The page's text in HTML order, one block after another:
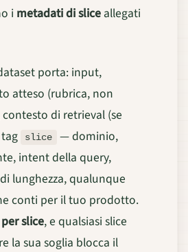
i metadati di slice allegati
porta: input,
atteso (rubrica, non
di retrieval (se
slice
— dominio,
intent della query,
lunghezza, qualunque
conti per il tuo prodotto.
per slice, e qualsiasi slice
la sua soglia blocca il